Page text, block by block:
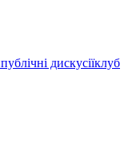
публічні дискусіїклуб